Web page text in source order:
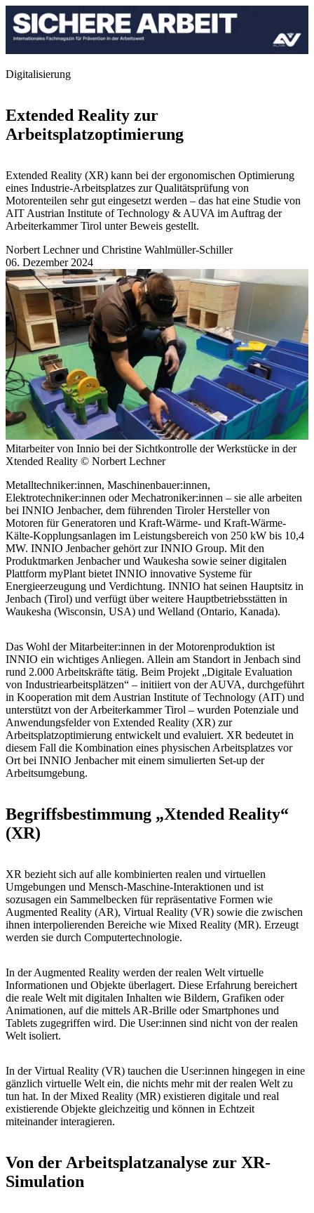
Digitalisierung
Extended Reality zur
Arbeitsplatzoptimierung
Extended Reality (XR) kann bei der ergonomischen Optimierung
eines Industrie-Arbeits­platzes zur Qualitätsprüfung von
Motorenteilen sehr gut eingesetzt werden – das hat eine Studie von
AIT Austrian Institute of Technology & AUVA im Auftrag der
Arbeiterkammer Tirol unter Beweis gestellt.
Norbert Lechner und Christine Wahlmüller-Schiller
06. Dezember 2024
Mitarbeiter von Innio bei der Sichtkontrolle der Werk­stücke in der
Xtended Reality © Norbert Lechner
Metalltechniker:innen, Maschinenbauer:innen,
Elektrotechniker:innen oder Mechatroniker:innen – sie alle arbeiten
bei INNIO Jenbacher, dem führenden Tiroler Hersteller von
Motoren für Generatoren und Kraft-Wärme- und Kraft-Wärme-
Kälte-Kopplungsanlagen im Leistungsbereich von 250 kW bis 10,4
MW. INNIO Jenbacher gehört zur INNIO Group. Mit den
Produktmarken Jenbacher und Waukesha sowie seiner digitalen
Plattform myPlant bietet INNIO innovative Systeme für
Energieerzeugung und Verdichtung. INNIO hat seinen Hauptsitz in
Jenbach (Tirol) und verfügt über weitere Hauptbetriebsstätten in
Waukesha (Wisconsin, USA) und Welland (Ontario, Kanada).
Das Wohl der Mitarbeiter:innen in der Motorenproduktion ist
INNIO ein wichtiges Anliegen. Allein am Standort in Jenbach sind
rund 2.000 Arbeitskräfte tätig. Beim Projekt „Digitale Evaluation
von Industriearbeitsplätzen“ – initiiert von der AUVA, durchgeführt
in Kooperation mit dem Austrian Institute of Technology (AIT) und
unterstützt von der Arbeiterkammer Tirol – wurden Potenziale und
Anwendungsfelder von Extended Reality (XR) zur
Arbeitsplatzoptimierung entwickelt und evaluiert. XR bedeutet in
diesem Fall die Kombination eines physischen Arbeitsplatzes vor
Ort bei INNIO Jenbacher mit einem simulierten Set-up der
Arbeitsumgebung.
Begriffsbestimmung „Xtended Reality“
(XR)
XR bezieht sich auf alle kombinierten realen und virtuellen
Umgebungen und Mensch-Maschine-Interaktionen und ist
sozusagen ein Sammelbecken für repräsentative Formen wie
Augmented Reality (AR), Virtual Reality (VR) sowie die zwischen
ihnen interpolierenden Bereiche wie Mixed Reality (MR). Erzeugt
werden sie durch Computertechnologie.
In der Augmented Reality werden der realen Welt virtuelle
Informationen und Objekte überlagert. Diese Erfahrung bereichert
die reale Welt mit digitalen Inhalten wie Bildern, Grafiken oder
Animationen, auf die mittels AR-Brille oder Smartphones und
Tablets zugegriffen wird. Die User:innen sind nicht von der realen
Welt isoliert.
In der Virtual Reality (VR) tauchen die User:innen hingegen in eine
gänzlich virtuelle Welt ein, die nichts mehr mit der realen Welt zu
tun hat. In der Mixed Reality (MR) existieren digitale und real
existierende Objekte gleichzeitig und können in Echtzeit
miteinander interagieren.
Von der Arbeitsplatzanalyse zur XR-
Simulation